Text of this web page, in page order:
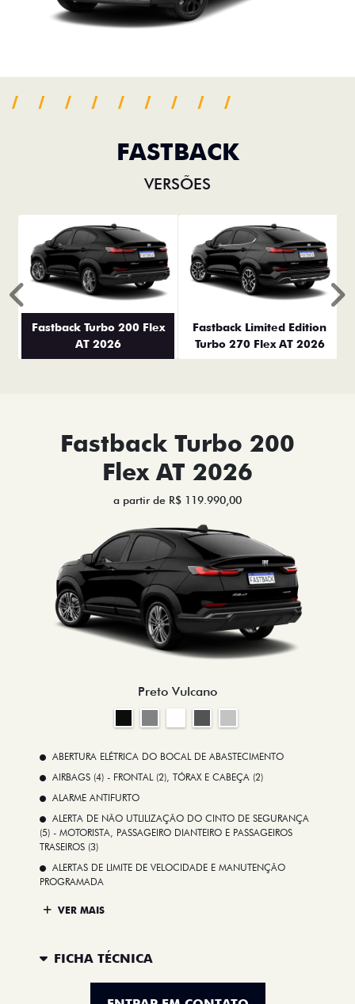
FASTBACK
VERSÕES
Fastback Turbo 200 Flex
AT 2026
Fastback Limited Edition
Turbo 270 Flex AT 2026
Anterior
Fastback Turbo 200
Flex AT 2026
a partir de R$ 119.990,00
Preto Vulcano
ABERTURA ELÉTRICA DO BOCAL DE ABASTECIMENTO
AIRBAGS (4) - FRONTAL (2), TÓRAX E CABEÇA (2)
ALARME ANTIFURTO
ALERTA DE NÃO UTLILIZAÇÃO DO CINTO DE SEGURANÇA
(5) - MOTORISTA, PASSAGEIRO DIANTEIRO E PASSAGEIROS
TRASEIROS (3)
ALERTAS DE LIMITE DE VELOCIDADE E MANUTENÇÃO
PROGRAMADA
VER MAIS
FICHA TÉCNICA